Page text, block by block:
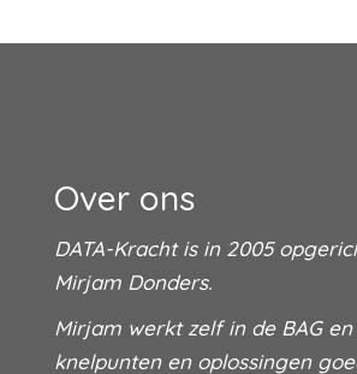
Over ons
DATA-Kracht is in 2005
Mirjam Donders.
Mirjam werkt zelf in de BAG
knelpunten en oplossingen